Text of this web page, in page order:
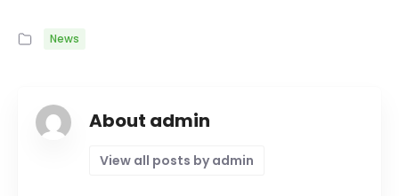
News
About admin
View all posts by admin